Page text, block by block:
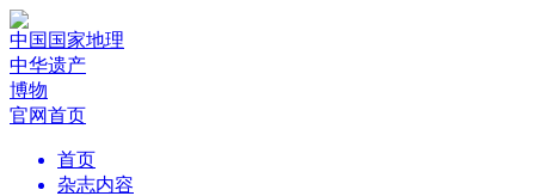
中国国家地理
中华遗产
博物
官网首页
首页
杂志内容